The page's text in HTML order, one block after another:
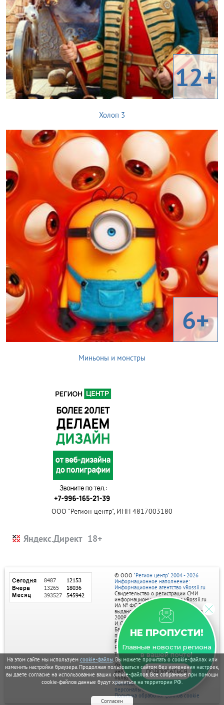
На этом сайте мы используем cookie-файлы. Вы можете прочитать о cookie-файлах или
изменить настройки браузера. Продолжая пользоваться сайтом без изменения настроек,
вы даете согласие на использование ваших cookie-файлов. Все собранные при помощи
cookie-файлов данные будут храниться на территории РФ.
Согласен
12+
Холоп 3
6+
Миньоны и монстры
ООО "Регион центр", ИНН 4817003180
Яндекс.Директ
НЕ ПРОПУСТИ!
Главные новости региона
в вашей почте!
ПОДПИСАТЬСЯ
© ООО "Регион центр" 2004 - 2026
Информационное наполнение:
Информационное агентство vRossii.ru
Свидетельство о регистрации СМИ
информационного агентства vRossii.ru
ИА № ФС 77‑35502
выдано РОСКОМНАДЗОРом 04 марта
2009г.
И. О. Главного редактора Нарыков А. Н.
Баннеры на портале размещаются на
правах рекламы.
Реклама на портале:
Рекламное агентство "Умный маркетинг"
тел. 7-910-267-70-40,
email: umnyy.marketing@yandex.ru
Отдельные публикации могут содержать
информацию, не предназначенную для
пользователей до 18 лет.
Политика в отношении обработки
персональных данных
Политика обработки файлов cookie